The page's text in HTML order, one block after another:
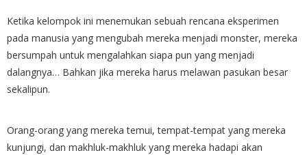
Ketika kelompok ini menemukan sebuah rencana eksperimen
pada manusia yang mengubah mereka menjadi monster, mereka
bersumpah untuk mengalahkan siapa pun yang menjadi
dalangnya… Bahkan jika mereka harus melawan pasukan besar
sekalipun.
Orang-orang yang mereka temui, tempat-tempat yang mereka
kunjungi, dan makhluk-makhluk yang mereka hadapi akan